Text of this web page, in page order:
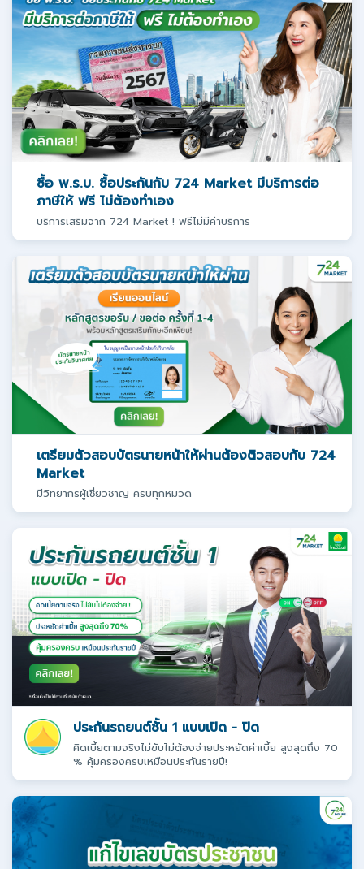
ซื้อ พ.ร.บ. ซื้อประกันกับ 724 Market มีบริการต่อ
ภาษีให้ ฟรี ไม่ต้องทำเอง
บริการเสริมจาก 724 Market ! ฟรีไม่มีค่าบริการ
เตรียมตัวสอบบัตรนายหน้าให้ผ่านต้องติวสอบกับ 724
Market
มีวิทยากรผู้เชี่ยวชาญ ครบทุกหมวด
ประกันรถยนต์ชั้น 1 แบบเปิด - ปิด
คิดเบี้ยตามจริงไม่ขับไม่ต้องจ่ายประหยัดค่าเบี้ย สูงสุดถึง 70
% คุ้มครองครบเหมือนประกันรายปี!